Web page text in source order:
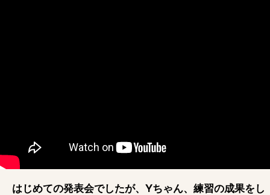
はじめての発表会でしたが、Yちゃん、練習の成果をし